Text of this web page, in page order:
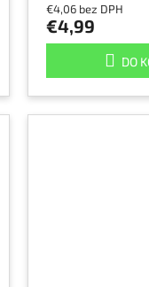
€4,06 bez DPH
€4,99
DO